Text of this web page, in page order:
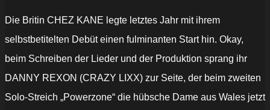
Die Britin CHEZ KANE legte letztes Jahr mit ihrem
selbstbetitelten Debüt einen fulminanten Start hin. Okay,
beim Schreiben der Lieder und der Produktion sprang ihr
DANNY REXON (CRAZY LIXX) zur Seite, der beim zweiten
Solo-Streich „Powerzone“ die hübsche Dame aus Wales jetzt